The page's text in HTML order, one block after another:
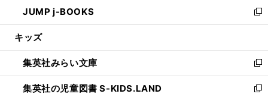
で
開
ド
ウ
開
く
ィ
ン
ウ
で
開
く
い
ウ
ン
ド
ウ
で
JUMP j-BOOKS
新
し
ウ
ィ
ン
ド
キッズ
集英社みらい文庫
新
し
い
集英社の児童図書 S-KIDS.LAND
新